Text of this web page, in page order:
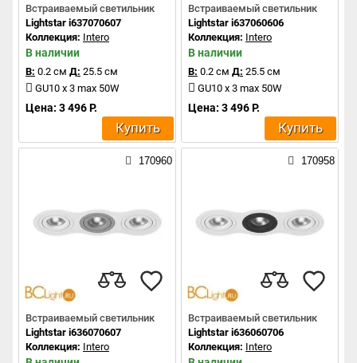
Встраиваемый светильник
Lightstar i637070607
Коллекция: Intero
В наличии
В: 0.2 см Д: 25.5 см
GU10 x 3 max 50W
Цена: 3 496 Р.
Купить
Встраиваемый светильник
Lightstar i637060606
Коллекция: Intero
В наличии
В: 0.2 см Д: 25.5 см
GU10 x 3 max 50W
Цена: 3 496 Р.
Купить
170960
Встраиваемый светильник
Lightstar i636070607
Коллекция: Intero
170958
Встраиваемый светильник
Lightstar i636060706
Коллекция: Intero